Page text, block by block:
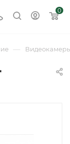
0
—